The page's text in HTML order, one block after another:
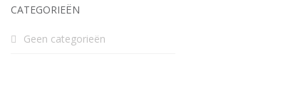
CATEGORIEËN
Geen categorieën